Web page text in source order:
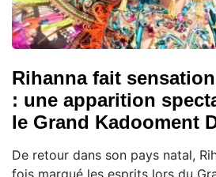
Rihanna fait
: une apparition
le Grand Kadooment
De retour dans son pays natal,
fois marqué les esprits lors du